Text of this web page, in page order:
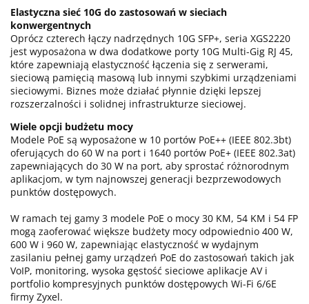
Elastyczna sieć 10G do zastosowań w sieciach
konwergentnych
Oprócz czterech łączy nadrzędnych 10G SFP+, seria XGS2220
jest wyposażona w dwa dodatkowe porty 10G Multi-Gig RJ 45,
które zapewniają elastyczność łączenia się z serwerami,
sieciową pamięcią masową lub innymi szybkimi urządzeniami
sieciowymi. Biznes może działać płynnie dzięki lepszej
rozszerzalności i solidnej infrastrukturze sieciowej.
Wiele opcji budżetu mocy
Modele PoE są wyposażone w 10 portów PoE++ (IEEE 802.3bt)
oferujących do 60 W na port i 1640 portów PoE+ (IEEE 802.3at)
zapewniających do 30 W na port, aby sprostać różnorodnym
aplikacjom, w tym najnowszej generacji bezprzewodowych
punktów dostępowych.
W ramach tej gamy 3 modele PoE o mocy 30 KM, 54 KM i 54 FP
mogą zaoferować większe budżety mocy odpowiednio 400 W,
600 W i 960 W, zapewniając elastyczność w wydajnym
zasilaniu pełnej gamy urządzeń PoE do zastosowań takich jak
VoIP, monitoring, wysoka gęstość sieciowe aplikacje AV i
portfolio kompresyjnych punktów dostępowych Wi-Fi 6/6E
firmy Zyxel.